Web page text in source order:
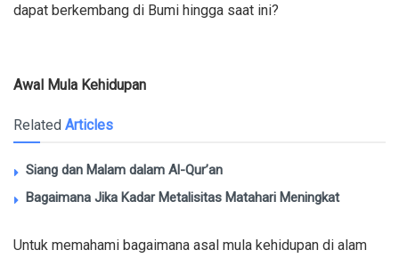
dapat berkembang di Bumi hingga saat ini?
Awal Mula Kehidupan
Related Articles
Siang dan Malam dalam Al-Qur’an
Bagaimana Jika Kadar Metalisitas Matahari Meningkat
Untuk memahami bagaimana asal mula kehidupan di alam